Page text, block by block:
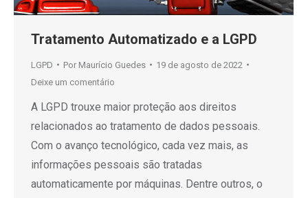
Tratamento Automatizado e a LGPD
LGPD Por Maurício Guedes
19 de agosto de 2022
Deixe um comentário
A LGPD trouxe maior proteção aos direitos
relacionados ao tratamento de dados pessoais.
Com o avanço tecnológico, cada vez mais, as
informações pessoais são tratadas
automaticamente por máquinas. Dentre outros, o